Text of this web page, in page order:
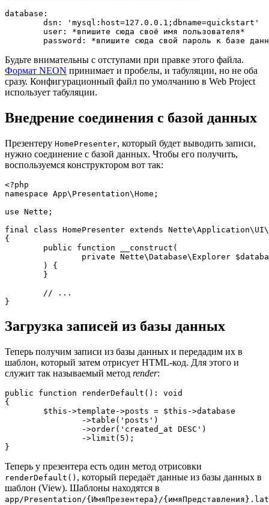
database:
Будьте внимательны с отступами при правке этого файла.
Формат NEON принимает и пробелы, и табуляции, но не оба
сразу. Конфигурационный файл по умолчанию в Web Project
использует табуляции.
Внедрение соединения с базой данных
Презентеру HomePresenter, который будет выводить записи,
нужно соединение с базой данных. Чтобы его получить,
воспользуемся конструктором вот так:
<?php
namespace App\Presentation\Home;
use Nette;
final class HomePresenter extends
{
Загрузка записей из базы данных
Теперь получим записи из базы данных и передадим их в
шаблон, который затем отрисует HTML-код. Для этого и
служит так называемый метод render:
public function renderDefault(): void
{
Теперь у презентера есть один метод отрисовки
renderDefault() , который передаёт данные из базы данных в
шаблон (View). Шаблоны находятся в
app/Presentation/{ИмяПрезентера}/